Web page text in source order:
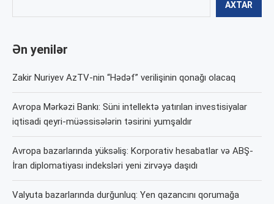
AXTAR
Ən yenilər
Zakir Nuriyev AzTV-nin “Hədəf” verilişinin qonağı olacaq
Avropa Mərkəzi Bankı: Süni intellektə yatırılan investisiyalar
iqtisadi qeyri-müəssisələrin təsirini yumşaldır
Avropa bazarlarında yüksəliş: Korporativ hesabatlar və ABŞ-
İran diplomatiyası indeksləri yeni zirvəyə daşıdı
Valyuta bazarlarında durğunluq: Yen qazancını qorumağa